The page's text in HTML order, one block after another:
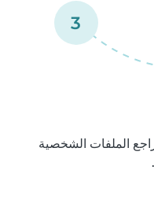
3
الملفات الشخصية